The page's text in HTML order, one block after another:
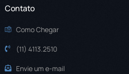
Contato
Como Chegar
(11) 4113.2510
Envie um e-mail